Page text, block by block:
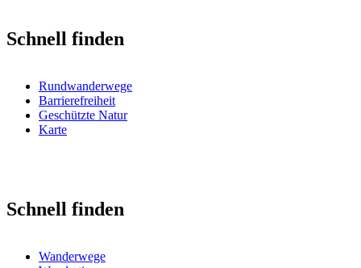
Schnell finden
Rundwanderwege
Barrierefreiheit
Geschützte Natur
Karte
Schnell finden
Wanderwege